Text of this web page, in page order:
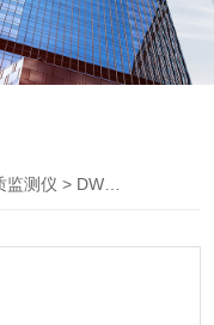
监测仪 > DWS-296氨氮监测仪